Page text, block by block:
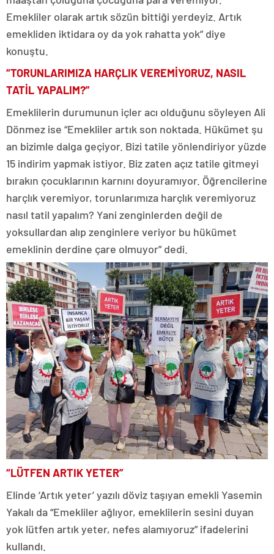
Emekliler olarak artık sözün bittiği yerdeyiz. Artık
emekliden iktidara oy da yok rahatta yok” diye
konuştu.
“TORUNLARIMIZA HARÇLIK VEREMİYORUZ, NASIL
TATİL YAPALIM?”
Emeklilerin durumunun içler acı olduğunu söyleyen Ali
Dönmez ise “Emekliler artık son noktada. Hükümet şu
an bizimle dalga geçiyor. Bizi tatile yönlendiriyor yüzde
15 indirim yapmak istiyor. Biz zaten açız tatile gitmeyi
bırakın çocuklarının karnını doyuramıyor. Öğrencilerine
harçlık veremiyor, torunlarımıza harçlık veremiyoruz
nasıl tatil yapalım? Yani zenginlerden değil de
yoksullardan alıp zenginlere veriyor bu hükümet
emeklinin derdine çare olmuyor” dedi.
“LÜTFEN ARTIK YETER”
Elinde ‘Artık yeter’ yazılı döviz taşıyan emekli Yasemin
Yakalı da “Emekliler ağlıyor, emeklilerin sesini duyan
yok lütfen artık yeter, nefes alamıyoruz” ifadelerini
kullandı.